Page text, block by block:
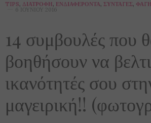
TIPS, ΔΙΑΤΡΟΦΉ, ΕΝΔΙΑΦΈΡΟΝΤΑ, ΣΥΝΤΑΓΈΣ,
6 ΙΟΥΝΊΟΥ 2016
14 συμβουλές που
βοηθήσουν να
ικανότητές σου
μαγειρική!!